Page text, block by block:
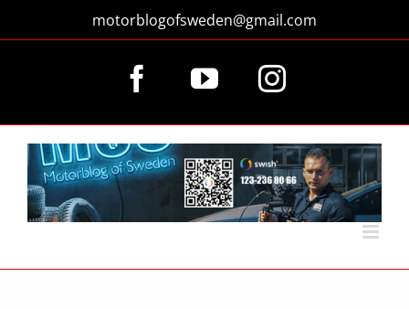
innehållet
motorblogofsweden@gmail.com
FacebookYouTubeInstagram